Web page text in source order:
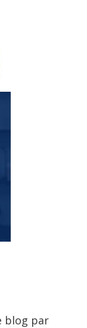
blog par